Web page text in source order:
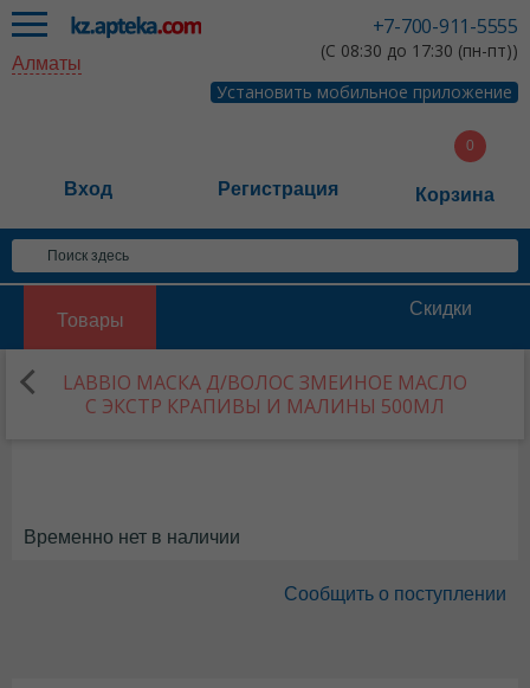
+7-700-911-5555
(С 08:30 до 17:30 (пн-пт))
Установить мобильное приложение
Алматы
Вход Регистрация Корзина
Товары
Скидки
LABBIO МАСКА Д/ВОЛОС ЗМЕИНОЕ МАСЛО
С ЭКСТР КРАПИВЫ И МАЛИНЫ 500МЛ
Временно нет в наличии
Сообщить о поступлении